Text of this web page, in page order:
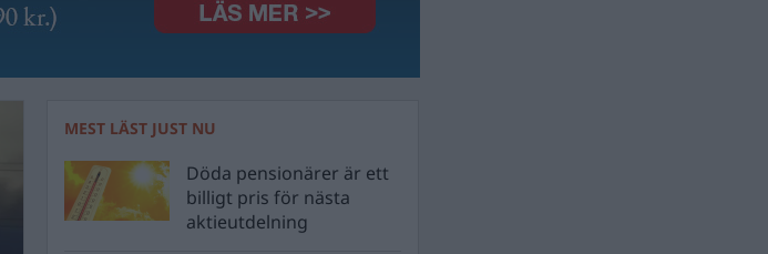
MEST LÄST JUST NU
Döda pensionärer är ett
billigt pris för nästa
aktieutdelning